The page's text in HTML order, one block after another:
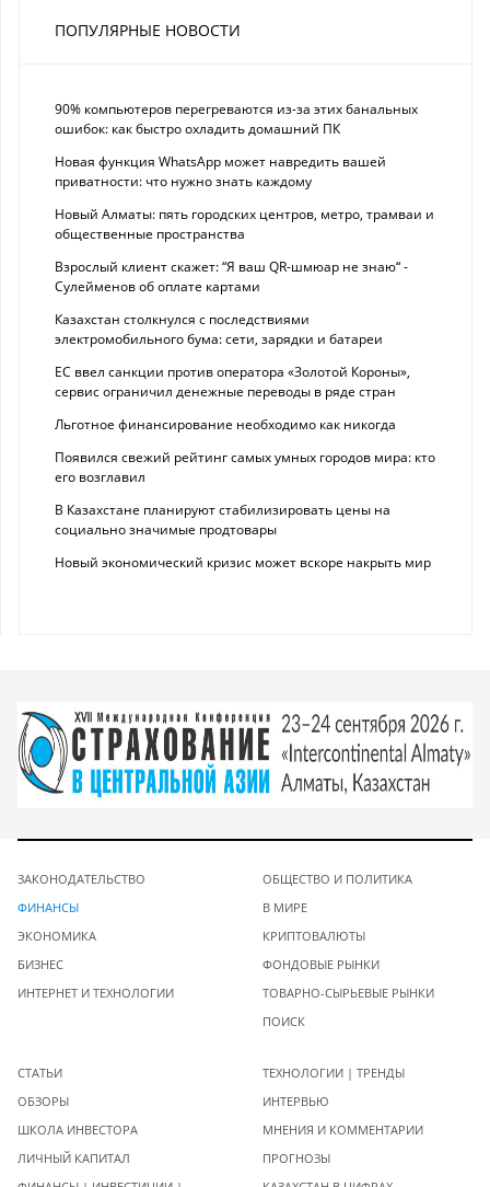
ПОПУЛЯРНЫЕ НОВОСТИ
90% компьютеров перегреваются из-за этих банальных
ошибок: как быстро охладить домашний ПК
Новая функция WhatsApp может навредить вашей
приватности: что нужно знать каждому
Новый Алматы: пять городских центров, метро, трамваи и
общественные пространства
Взрослый клиент скажет: “Я ваш QR-шмюар не знаю“ -
Сулейменов об оплате картами
Казахстан столкнулся с последствиями
электромобильного бума: сети, зарядки и батареи
ЕС ввел санкции против оператора «Золотой Короны»,
сервис ограничил денежные переводы в ряде стран
Льготное финансирование необходимо как никогда
Появился свежий рейтинг самых умных городов мира: кто
его возглавил
В Казахстане планируют стабилизировать цены на
социально значимые продтовары
Новый экономический кризис может вскоре накрыть мир
ЗАКОНОДАТЕЛЬСТВО
ФИНАНСЫ
ЭКОНОМИКА
БИЗНЕС
ИНТЕРНЕТ И ТЕХНОЛОГИИ
ОБЩЕСТВО И ПОЛИТИКА
В МИРЕ
КРИПТОВАЛЮТЫ
ФОНДОВЫЕ РЫНКИ
ТОВАРНО-СЫРЬЕВЫЕ РЫНКИ
ПОИСК
СТАТЬИ
ОБЗОРЫ
ШКОЛА ИНВЕСТОРА
ЛИЧНЫЙ КАПИТАЛ
ТЕХНОЛОГИИ | ТРЕНДЫ
ИНТЕРВЬЮ
МНЕНИЯ И КОММЕНТАРИИ
ПРОГНОЗЫ